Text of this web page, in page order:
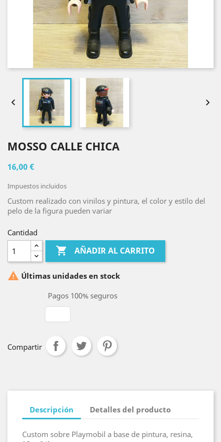
 
MOSSO CALLE CHICA
16,00 €
Impuestos incluidos
Custom realizado con vinilos y pintura, el color y estilo del
pelo de la figura pueden variar
Cantidad
 AÑADIR AL CARRITO
 Últimas unidades en stock
Pagos 100% seguros
Compartir
Descripción Detalles del producto
Custom sobre Playmobil a base de pintura, resina,